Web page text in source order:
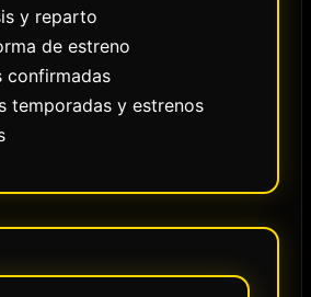
y reparto
de estreno
confirmadas
temporadas y estrenos